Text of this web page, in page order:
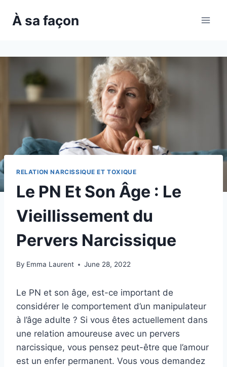
À sa façon
RELATION NARCISSIQUE ET TOXIQUE
Le PN Et Son Âge : Le
Vieillissement du
Pervers Narcissique
By Emma Laurent June 28, 2022
Le PN et son âge, est-ce important de
considérer le comportement d’un manipulateur
à l’âge adulte ? Si vous êtes actuellement dans
une relation amoureuse avec un pervers
narcissique, vous pensez peut-être que l’amour
est un enfer permanent. Vous vous demandez